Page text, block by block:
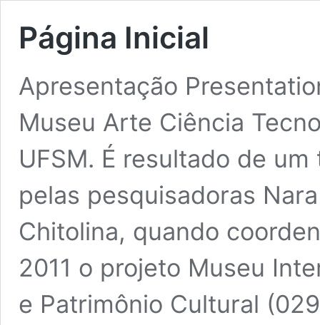
Página Inicial
Apresentação
Museu Arte Ciência
UFSM. É resultado de
pelas pesquisadoras
Chitolina, quando
2011 o projeto Museu
e Patrimônio Cultural